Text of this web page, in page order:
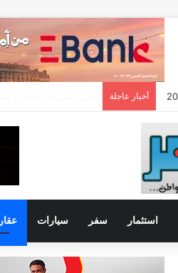
أخبار عاجلة
استثمار سفر سيارات